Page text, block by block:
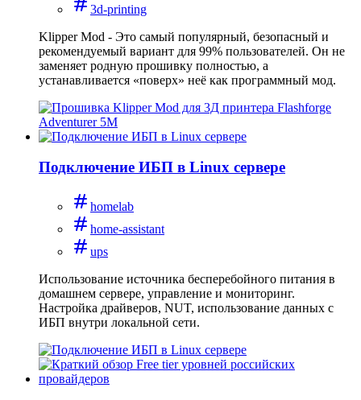
3d-printing
Klipper Mod - Это самый популярный, безопасный и
рекомендуемый вариант для 99% пользователей. Он не
заменяет родную прошивку полностью, а
устанавливается «поверх» неё как программный мод.
Подключение ИБП в Linux сервере
homelab
home-assistant
ups
Использование источника бесперебойного питания в
домашнем сервере, управление и мониторинг.
Настройка драйверов, NUT, использование данных с
ИБП внутри локальной сети.